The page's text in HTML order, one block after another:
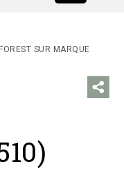
FOREST SUR MARQUE